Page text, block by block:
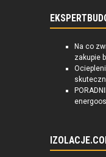
Na co
zakupie